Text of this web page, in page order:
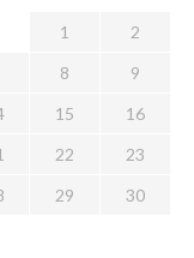
1
2
8
9
15
16
22
23
29
30